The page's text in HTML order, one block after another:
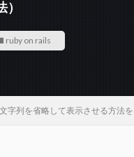
ruby on rails
字列を省略して表示させる方法